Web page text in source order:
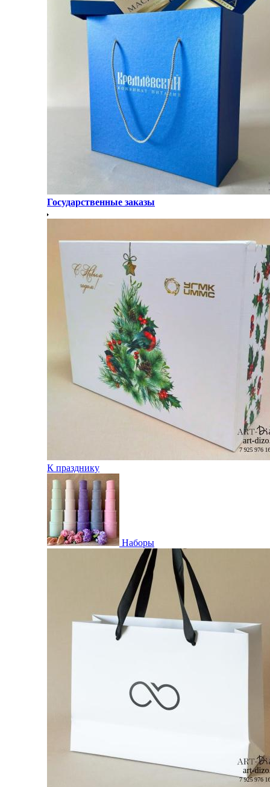
Государственные заказы
К празднику
Наборы